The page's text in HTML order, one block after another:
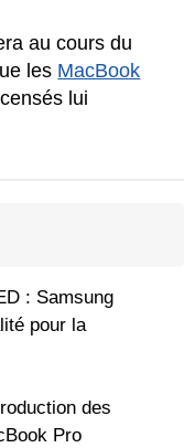
au cours du
les MacBook
lui
: Samsung
pour la
des
Pro